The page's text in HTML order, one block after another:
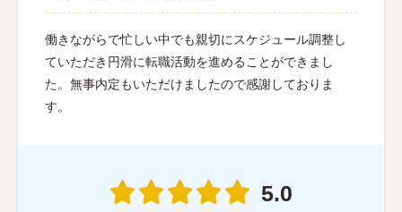
働きながらで忙しい中でも親切にスケジュール調整し
ていただき円滑に転職活動を進めることができまし
た。無事内定もいただけましたので感謝しておりま
す。
5.0